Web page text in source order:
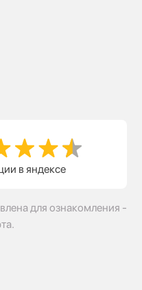
в яндексе
для ознакомления -